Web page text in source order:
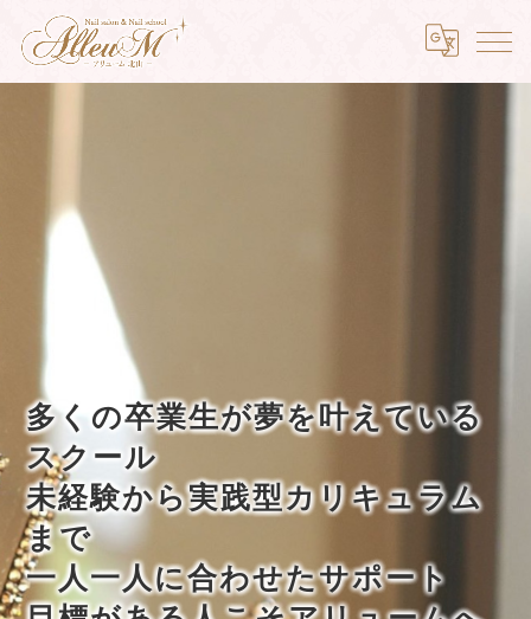
多くの卒業生が夢を叶えている
スクール
未経験から実践型カリキュラム
まで
一人一人に合わせたサポート